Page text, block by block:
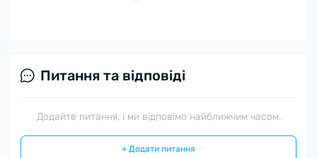
Питання та відповіді
Додайте питання, і ми відповімо найближчим часом.
+ Додати питання